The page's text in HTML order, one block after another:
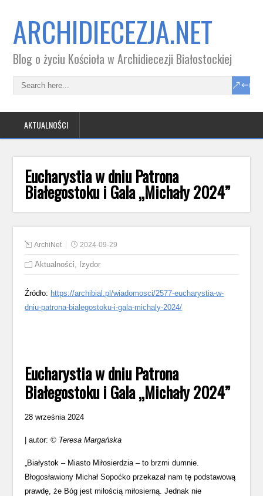
ARCHIDIECEZJA.NET
Blog o życiu Kościoła w Archidiecezji Białostockiej
AKTUALNOŚCI
Eucharystia w dniu Patrona
Białegostoku i Gala „Michały 2024”
ArchiNet 2024-09-29
Aktualności, Izydor
Źródło: https://archibial.pl/wiadomosci/2577-eucharystia-w-
dniu-patrona-bialegostoku-i-gala-michaly-2024/
Eucharystia w dniu Patrona
Białegostoku i Gala „Michały 2024”
28 września 2024
| autor:© Teresa Margańska
„Białystok – Miasto Miłosierdzia – to brzmi dumnie.
Błogosławiony Michał Sopoćko przekazał nam tę podstawową
prawdę, że Bóg jest miłością miłosierną. Jednak nie